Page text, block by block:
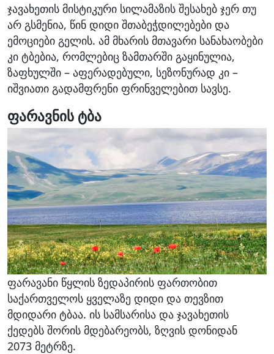
ჯავახეთის მისტიკური სილამაზის შესახებ ჯერ თუ
არ გსმენია, წინ დიდი შთაბეჭდილებები და
ემოციები გელის. ამ მხარის მთავარი სანახაობები
კი ტბებია, რომლებიც ზამთარში გაყინულია,
ზაფხულში – აფერადებული, სეზონურად კი –
იშვიათი გადამფრენი ფრინველებით სავსე.
ფარავნის ტბა
ფარავანი წყლის ზედაპირის ფართობით
საქართველოს ყველაზე დიდი და თევზით
მდიდარი ტბაა. ის სამსარისა და ჯავახეთის
ქედებს შორის მდებარეობს, ზღვის დონიდან
2073 მეტრზე.